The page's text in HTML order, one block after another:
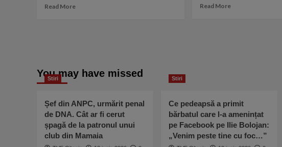
a
jure
pe
Biblie!”
„Sută
Read MoreRead
League
este
gata
să
pe
Read MoreRead
Craiova.
Anunţul
făcut
de
primarul
You may have missed
Stiri
Șef din ANPC, urmărit penal
de DNA. Cât ar fi cerut
șpagă de la patronul unui
club din Mamaia
Stiri
Ce pedeapsă a primit
bărbatul care l-a amenințat
pe Facebook pe Ilie Bolojan:
„Venim peste tine cu foc…”